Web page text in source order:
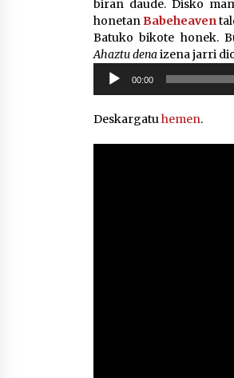
biran daude. Disko
honetanBabeheaven
Batuko bikote honek.
Ahaztu denaizena jarri
Soinu
erreproduzigailua
00:00
Deskargatuhemen.